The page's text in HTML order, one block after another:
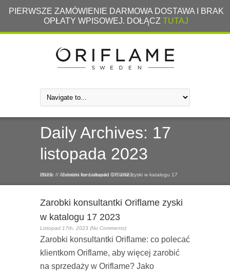
PIERWSZE ZAMÓWIENIE DARMOWA DOSTAWA I BRAK
OPŁATY WPISOWEJ. DOŁĄCZ TUTAJ
Daily Archives: 17
listopada 2023
Home /
Zarobki konsultantki Oriflame zyski w katalogu 17 2023 /Archives for Listopad 17, 2023
Zarobki konsultantki Oriflame zyski
w katalogu 17 2023
Listopad 17th, 2023 (No Comments)
Zarobki konsultantki Oriflame: co polecać
klientkom Oriflame, aby więcej zarobić
na sprzedaży w Oriflame? Jako